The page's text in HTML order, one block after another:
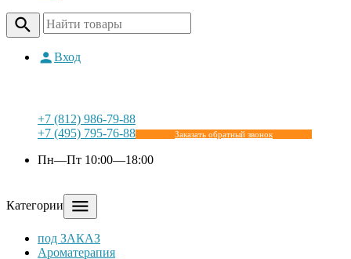
Вход
+7 (812) 986-79-88
+7 (495) 795-76-88
Заказать обратный звонок
Пн—Пт 10:00—18:00
Категории
под ЗАКАЗ
Ароматерапия